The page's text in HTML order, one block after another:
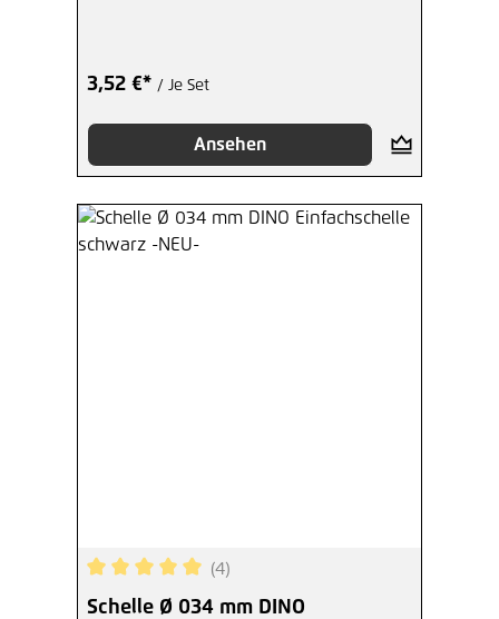
3,52 €* / Je Set
Ansehen
Durchschnittliche Bewertung von 5 von 5
(4)
Schelle Ø 034 mm DINO